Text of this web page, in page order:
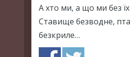
А хто ми, а що ми без
Ставище безводне,
безкриле…